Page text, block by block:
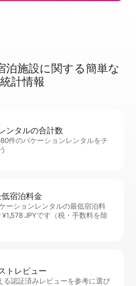
泊⁠施⁠設⁠に関⁠す⁠る簡⁠単⁠な
統⁠計⁠情⁠報
ン⁠タ⁠ル⁠の合⁠計⁠数
件のバケーションレンタルをチ
宿⁠泊⁠料⁠金
ーションレンタルの最低宿泊料
JPYです（税・手数料を除
ト⁠レ⁠ビ⁠ュ⁠ー
る認証済みレビューを参考に選び